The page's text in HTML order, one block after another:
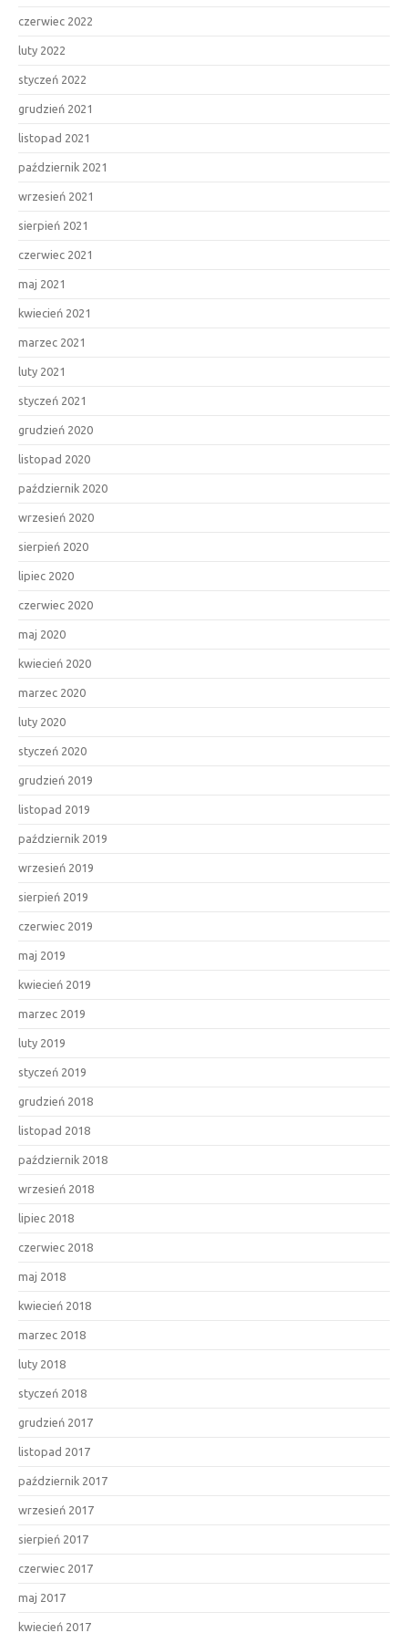
czerwiec 2022
luty 2022
styczeń 2022
grudzień 2021
listopad 2021
październik 2021
wrzesień 2021
sierpień 2021
czerwiec 2021
maj 2021
kwiecień 2021
marzec 2021
luty 2021
styczeń 2021
grudzień 2020
listopad 2020
październik 2020
wrzesień 2020
sierpień 2020
lipiec 2020
czerwiec 2020
maj 2020
kwiecień 2020
marzec 2020
luty 2020
styczeń 2020
grudzień 2019
listopad 2019
październik 2019
wrzesień 2019
sierpień 2019
czerwiec 2019
maj 2019
kwiecień 2019
marzec 2019
luty 2019
styczeń 2019
grudzień 2018
listopad 2018
październik 2018
wrzesień 2018
lipiec 2018
czerwiec 2018
maj 2018
kwiecień 2018
marzec 2018
luty 2018
styczeń 2018
grudzień 2017
listopad 2017
październik 2017
wrzesień 2017
sierpień 2017
czerwiec 2017
maj 2017
kwiecień 2017